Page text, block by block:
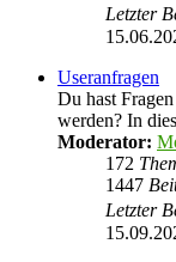
Letzter
Useranfragen
Du hast
werden? In
Moderator:
172
1447
Letzter